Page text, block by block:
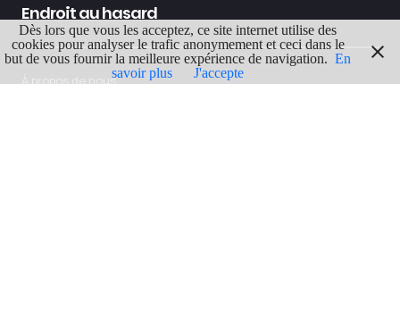
Endroit au hasard
À propos de nous
Dès lors que vous les acceptez, ce site internet utilise des
cookies pour analyser le trafic anonymement et ceci dans le
but de vous fournir la meilleure expérience de navigation. En
savoir plus
J'accepte